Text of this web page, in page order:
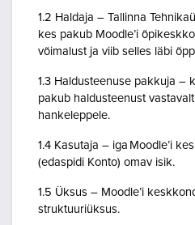
1.2 Haldaja – Tallinna
kes pakub Moodle’i
võimalust ja viib selles läbi
1.3 Haldusteenuse pakkuja –
pakub haldusteenust
hankeleppele.
1.4 Kasutaja – iga Moodle’i
(edaspidi Konto) omav isik.
1.5 Üksus – Moodle’i
struktuuriüksus.